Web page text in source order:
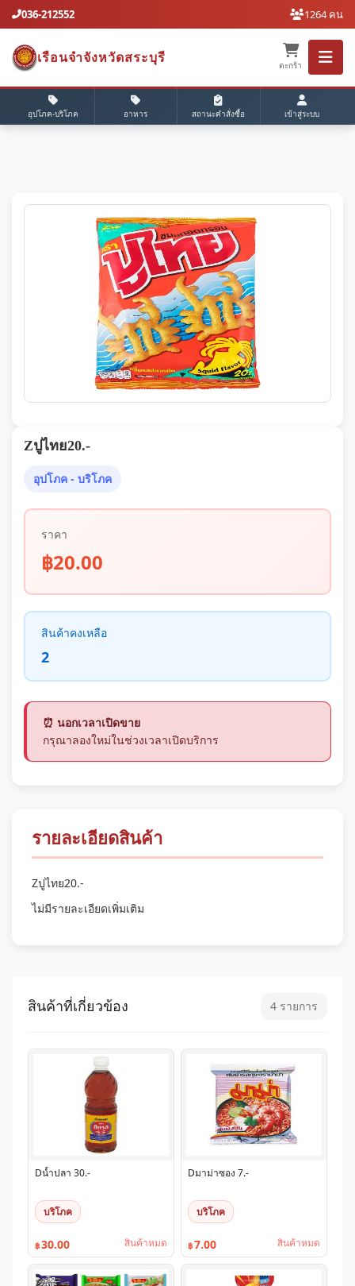
036-212552 1264 คน
เรือนจำจังหวัดสระบุรี
ตะกร้า
อุปโภค-บริโภค อาหาร สถานะคำสั่งซื้อ เข้าสู่ระบบ
Zปูไทย20.-
อุปโภค - บริโภค
ราคา
฿20.00
สินค้าคงเหลือ
2
⏰ นอกเวลาเปิดขาย
กรุณาลองใหม่ในช่วงเวลาเปิดบริการ
รายละเอียดสินค้า
Zปูไทย20.-
ไม่มีรายละเอียดเพิ่มเติม
สินค้าที่เกี่ยวข้อง 4 รายการ
Dน้ำปลา 30.-
บริโภค
฿30.00 สินค้าหมด
Dมาม่าซอง 7.-
บริโภค
฿7.00 สินค้าหมด